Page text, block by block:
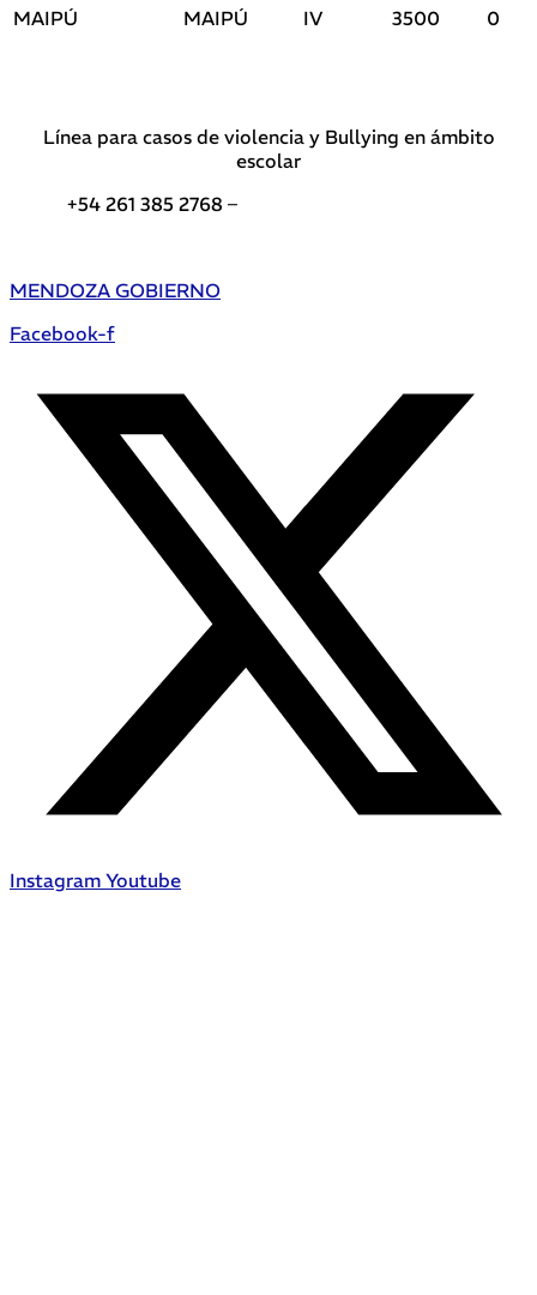
MAIPÚ MAIPÚ IV 3500 0
Línea para casos de violencia y Bullying en ámbito
escolar
+54 261 385 2768 –
MENDOZA GOBIERNO
Facebook-f
Instagram Youtube